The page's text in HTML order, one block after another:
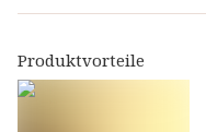
Produktvorteile